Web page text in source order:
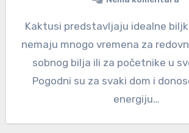
Kaktusi predstavljaju idealne biljke za one koji
nemaju mnogo vremena za
sobnog bilja ili za početnike u
Pogodni su za svaki dom i
energiju…